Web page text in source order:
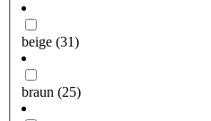
beige (31)
braun (25)